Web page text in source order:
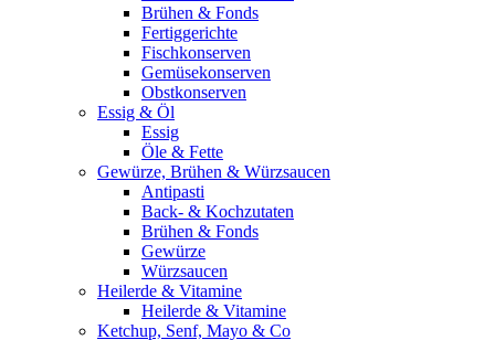
Brühen & Fonds
Fertiggerichte
Fischkonserven
Gemüsekonserven
Obstkonserven
Essig & Öl
Essig
Öle & Fette
Gewürze, Brühen & Würzsaucen
Antipasti
Back- & Kochzutaten
Brühen & Fonds
Gewürze
Würzsaucen
Heilerde & Vitamine
Heilerde & Vitamine
Ketchup, Senf, Mayo & Co